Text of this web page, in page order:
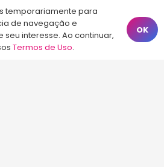
212 – Centro
88010-420
temporariamente para
de navegação e
interesse. Ao continuar,
Termos de Uso.
OK